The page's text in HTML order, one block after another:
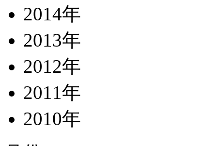
2014年
2013年
2012年
2011年
2010年